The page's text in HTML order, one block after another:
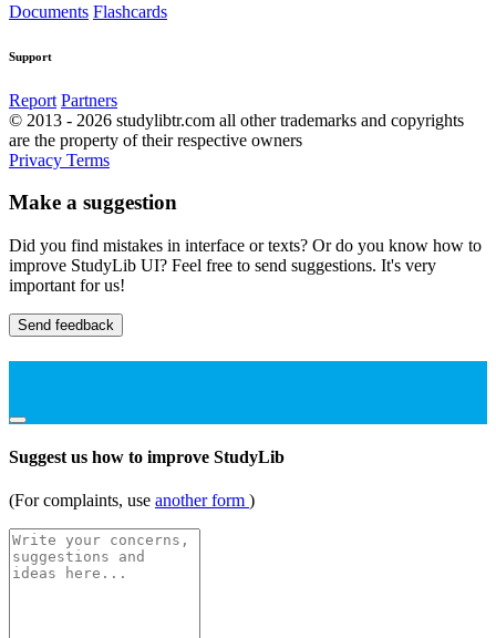
Documents Flashcards
Support
Report Partners
© 2013 - 2026 studylibtr.com all other trademarks and copyrights
are the property of their respective owners
Privacy Terms
Make a suggestion
Did you find mistakes in interface or texts? Or do you know how to
improve StudyLib UI? Feel free to send suggestions. It's very
important for us!
Send feedback
Suggest us how to improve StudyLib
(For complaints, use another form )